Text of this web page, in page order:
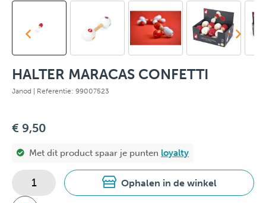
HALTER MARACAS CONFETTI
Janod | Referentie: 99007523
€ 9,50
Met dit product spaar je punten loyalty
Ophalen in de winkel